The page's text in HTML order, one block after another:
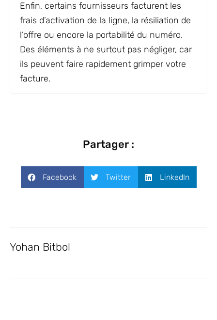
Enfin, certains fournisseurs facturent les
frais d’activation de la ligne, la résiliation de
l’offre ou encore la portabilité du numéro.
Des éléments à ne surtout pas négliger, car
ils peuvent faire rapidement grimper votre
facture.
Partager :
Facebook Twitter LinkedIn
Yohan Bitbol